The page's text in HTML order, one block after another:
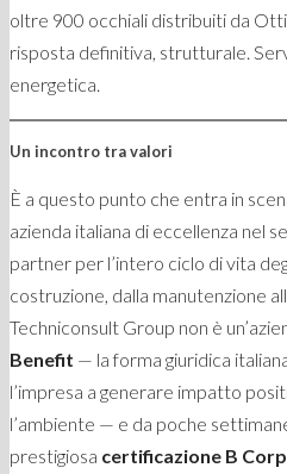
oltre 900 occhiali distribuiti da
risposta definitiva, strutturale.
energetica.
Un incontro tra valori
È a questo punto che entra in
azienda italiana di eccellenza nel
partner per l’intero ciclo di vita
costruzione, dalla manutenzione
Techniconsult Group non è
Benefit — la forma giuridica
l’impresa a generare impatto
l’ambiente — e da poche
prestigiosa certificazione B Corp